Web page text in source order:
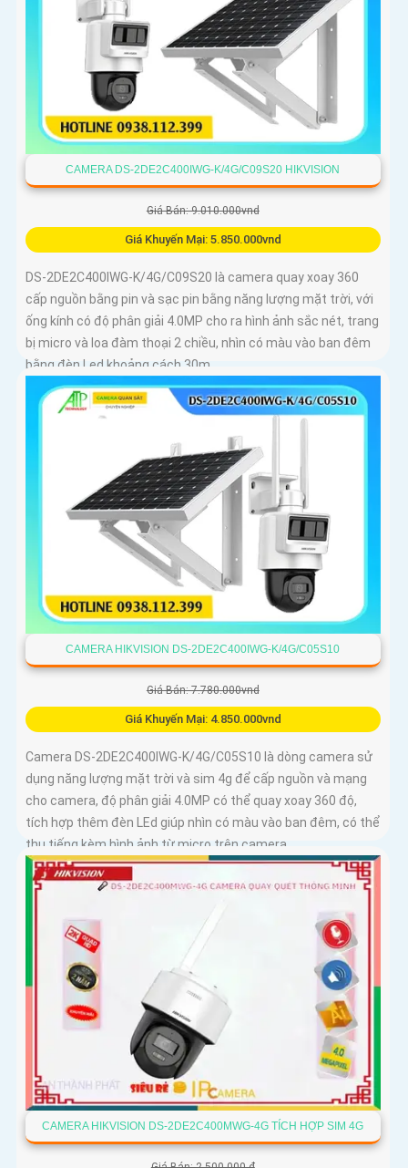
CAMERA DS-2DE2C400IWG-K/4G/C09S20 HIKVISION
Giá Bán: 9.010.000vnd
Giá Khuyến Mại: 5.850.000vnd
DS-2DE2C400IWG-K/4G/C09S20 là camera quay xoay 360
cấp nguồn bằng pin và sạc pin bằng năng lượng mặt trời, với
ống kính có độ phân giải 4.0MP cho ra hình ảnh sắc nét, trang
bị micro và loa đàm thoại 2 chiều, nhìn có màu vào ban đêm
bằng đèn Led khoảng cách 30m
CAMERA HIKVISION DS-2DE2C400IWG-K/4G/C05S10
Giá Bán: 7.780.000vnd
Giá Khuyến Mại: 4.850.000vnd
Camera DS-2DE2C400IWG-K/4G/C05S10 là dòng camera sử
dụng năng lượng mặt trời và sim 4g để cấp nguồn và mạng
cho camera, độ phân giải 4.0MP có thể quay xoay 360 độ,
tích hợp thêm đèn LEd giúp nhìn có màu vào ban đêm, có thể
thu tiếng kèm hình ảnh từ micro trên camera
CAMERA HIKVISION DS-2DE2C400MWG-4G TÍCH HỢP SIM 4G